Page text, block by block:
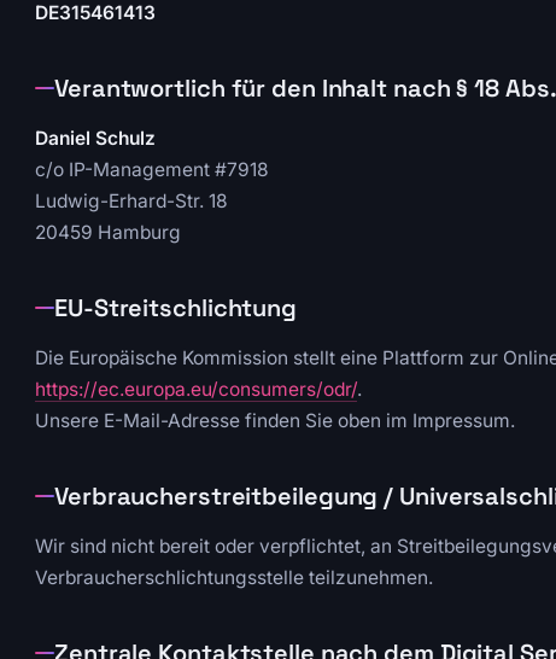
DE315461413
Verantwortlich für den Inhalt nach § 18
Daniel Schulz
c/o IP-Management #7918
Ludwig-Erhard-Str. 18
20459 Hamburg
EU-Streitschlichtung
Die Europäische Kommission stellt eine Plattform zur
https://ec.europa.eu/consumers/odr/.
Unsere E-Mail-Adresse finden Sie oben im Impressum.
Verbraucherstreitbeilegung /
Wir sind nicht bereit oder verpflichtet, an
Verbraucherschlichtungsstelle teilzunehmen.